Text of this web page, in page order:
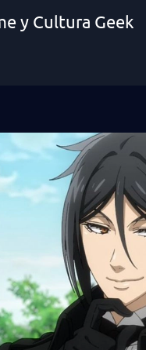
y Cultura Geek